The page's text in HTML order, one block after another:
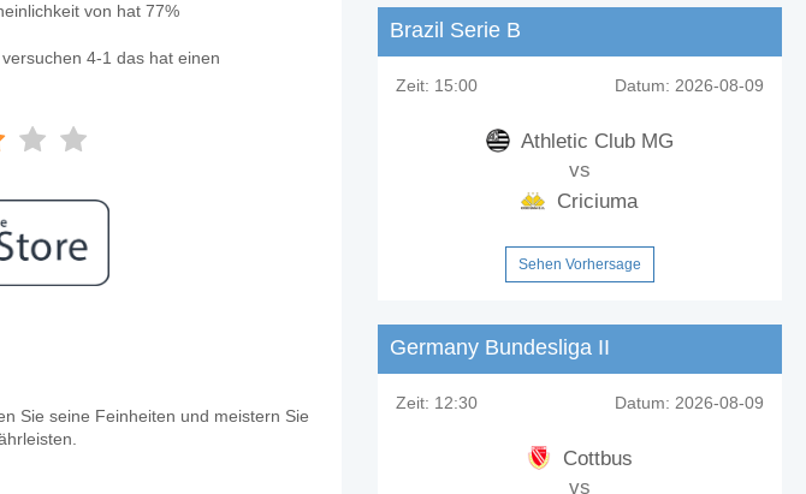
von hat 77%
4-1 das hat einen
ist Bayer Leverkusen v Hamburg?
Sie seine Feinheiten und meistern Sie
Brazil Serie B
Zeit: 15:00 Datum: 2026-08-09
Athletic Club MG
vs
Criciuma
Sehen Vorhersage
Germany Bundesliga II
Zeit: 12:30 Datum: 2026-08-09
Cottbus
vs